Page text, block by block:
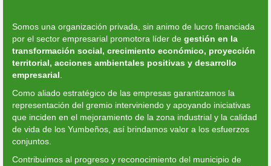
Somos una organización privada, sin animo de lucro financiada
por el sector empresarial promotora líder de gestión en la
transformación social, crecimiento económico, proyección
territorial, acciones ambientales positivas y desarrollo
empresarial.
Como aliado estratégico de las empresas garantizamos la
representación del gremio interviniendo y apoyando iniciativas
que inciden en el mejoramiento de la zona industrial y la calidad
de vida de los Yumbeños, así brindamos valor a los esfuerzos
conjuntos.
Contribuimos al progreso y reconocimiento del municipio de